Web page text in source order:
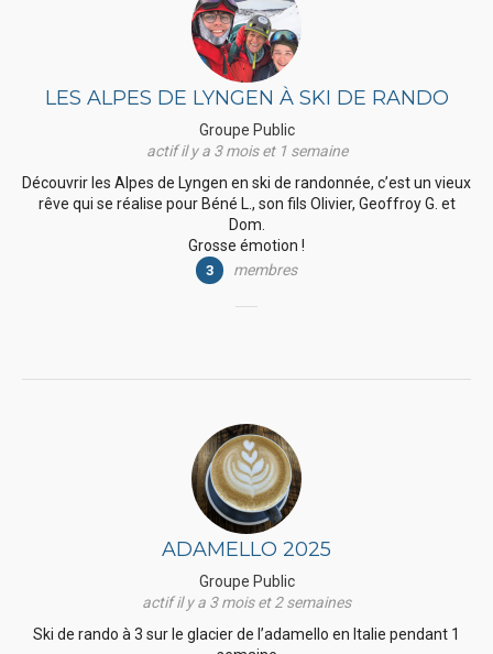
LES ALPES DE LYNGEN À SKI DE RANDO
Groupe Public
actif il y a 3 mois et 1 semaine
Découvrir les Alpes de Lyngen en ski de randonnée, c’est un vieux
rêve qui se réalise pour Béné L., son fils Olivier, Geoffroy G. et
Dom.
Grosse émotion !
3 membres
ADAMELLO 2025
Groupe Public
actif il y a 3 mois et 2 semaines
Ski de rando à 3 sur le glacier de l’adamello en Italie pendant 1